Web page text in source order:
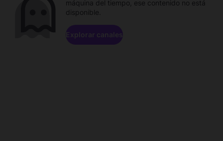
máquina del tiempo, ese contenido no está
disponible.
Explorar canales